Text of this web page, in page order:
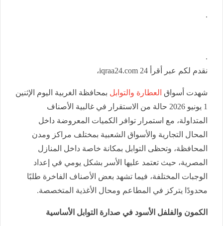
.
.
نقدم لكم عبر أقرأ 24 iqraa24.com،
شهدت أسواق العطارة والتوابل بمحافظة الغربية اليوم الإثنين
1 يونيو 2026 حالة من الاستقرار في غالبية الأصناف
المتداولة، مع استمرار توافر الكميات المعروضة داخل
المحال التجارية والأسواق الشعبية بمختلف مراكز ومدن
المحافظة، وتحظى التوابل بمكانة خاصة داخل المنازل
المصرية، حيث تعتمد عليها الأسر بشكل يومي في إعداد
الوجبات المختلفة، فيما تشهد بعض الأصناف الفاخرة طلبًا
محدودًا يتركز في المطاعم ومحال الأغذية المتخصصة.
الكمون والفلفل الأسود في صدارة التوابل الأساسية